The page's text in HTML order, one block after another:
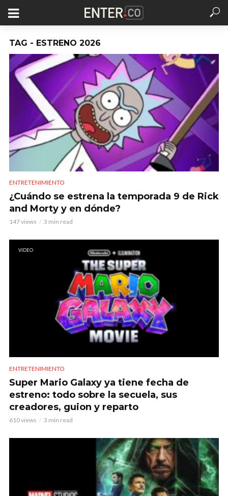
TAG - ESTRENO 2026
ENTRETENIMIENTO
¿Cuándo se estrena la temporada 9 de Rick
and Morty y en dónde?
147 views 3 min read
VIDEO
ENTRETENIMIENTO
Super Mario Galaxy ya tiene fecha de
estreno: todo sobre la secuela, sus
creadores, guion y reparto
610 views 3 min read